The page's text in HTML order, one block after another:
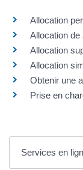
Allocation
Allocation
Allocation
Allocation
Obtenir une
Prise en
Services en